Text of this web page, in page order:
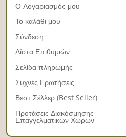
Ο Λογαριασμός μου
Το καλάθι μου
Σύνδεση
Λίστα Επιθυμιών
Σελίδα πληρωμής
Συχνές Ερωτήσεις
Βεστ Σέλλερ (Best Seller)
Προτάσεις Διακόσμησης
Επαγγελματικών Χώρων